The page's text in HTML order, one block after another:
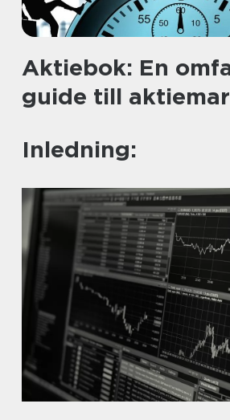
Aktiebok: En
guide till
Inledning: